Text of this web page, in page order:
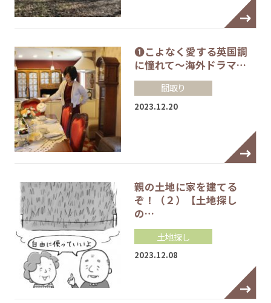
❶こよなく愛する英国調
に憧れて～海外ドラマ…
間取り
2023.12.20
親の土地に家を建てる
ぞ！（２）【土地探し
の…
土地探し
2023.12.08